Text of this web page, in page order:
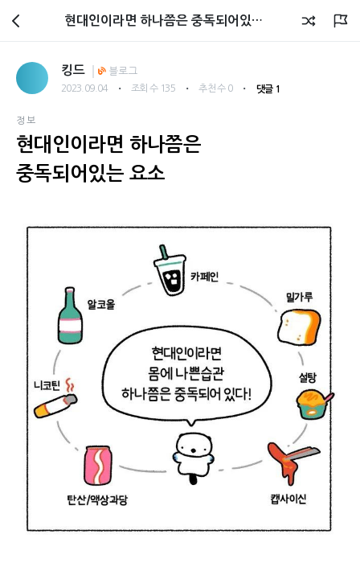
회원광장 현대인이라면 하나쯤은 중독되어있는 요소
킹드 블로그
2023.09.04 ・ 조회 수 135 ・ 추천 수 0 ・ 댓글 1
정보
현대인이라면 하나쯤은
중독되어있는 요소